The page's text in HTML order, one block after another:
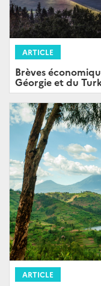
ARTICLE
Brèves
Géorgie et du
ARTICLE